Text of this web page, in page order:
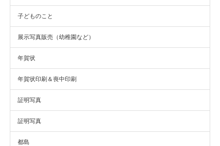
子どものこと
展示写真販売（幼稚園など）
年賀状
年賀状印刷＆喪中印刷
証明写真
証明写真
都島